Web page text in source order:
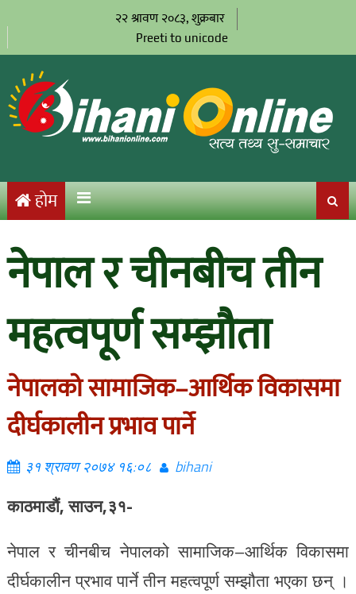
२२ श्रावण २०८३, शुक्रबार
Preeti to unicode
होम
नेपाल र चीनबीच तीन
महत्वपूर्ण सम्झौता
नेपालको सामाजिक–आर्थिक विकासमा
दीर्घकालीन प्रभाव पार्ने
३१ श्रावण २०७४ १६:०८ bihani
काठमाडौं, साउन,३१-
नेपाल र चीनबीच नेपालको सामाजिक–आर्थिक विकासमा
दीर्घकालीन प्रभाव पार्ने तीन महत्वपूर्ण सम्झौता भएका छन् ।